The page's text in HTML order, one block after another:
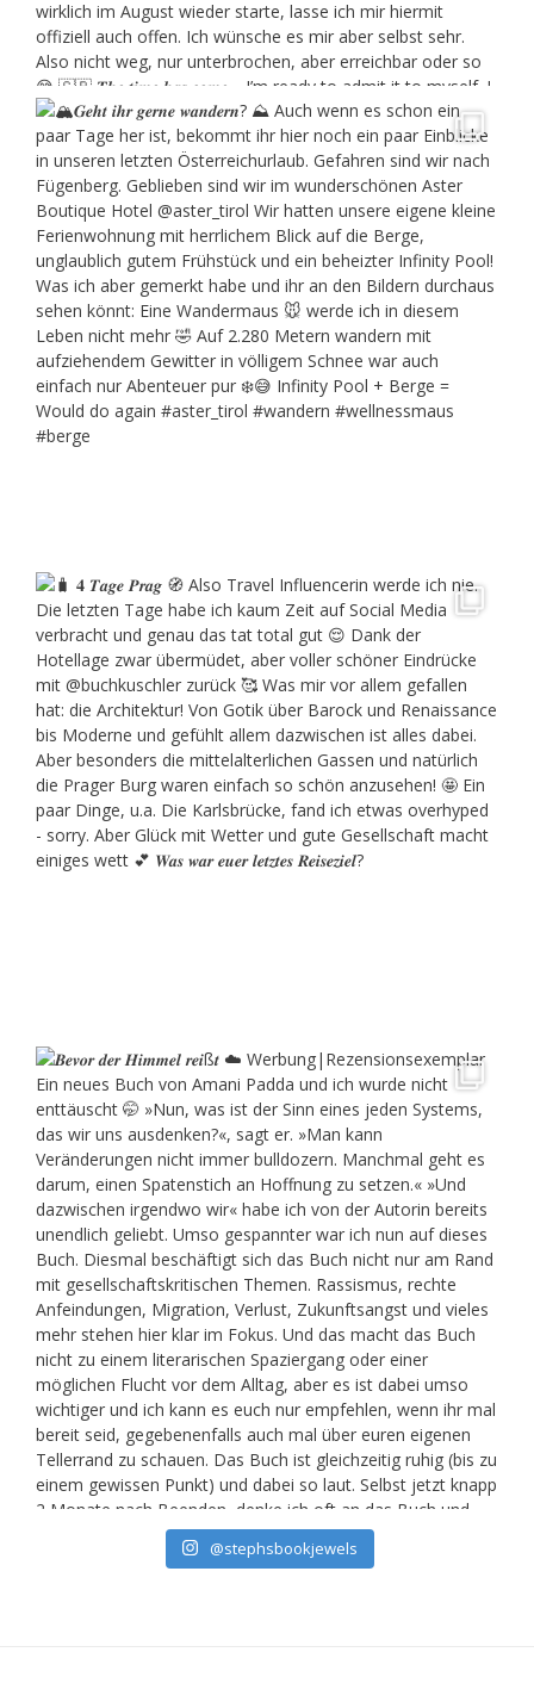
@stephsbookjewels